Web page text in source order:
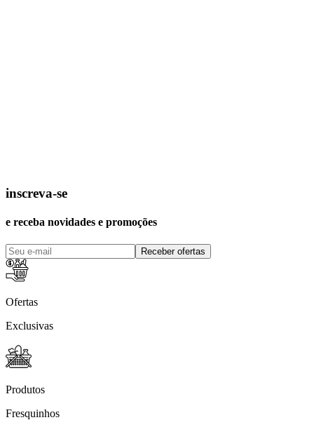
inscreva-se
e receba novidades e promoções
Receber ofertas
Ofertas
Exclusivas
Produtos
Fresquinhos